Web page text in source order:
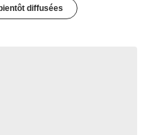
diffusées